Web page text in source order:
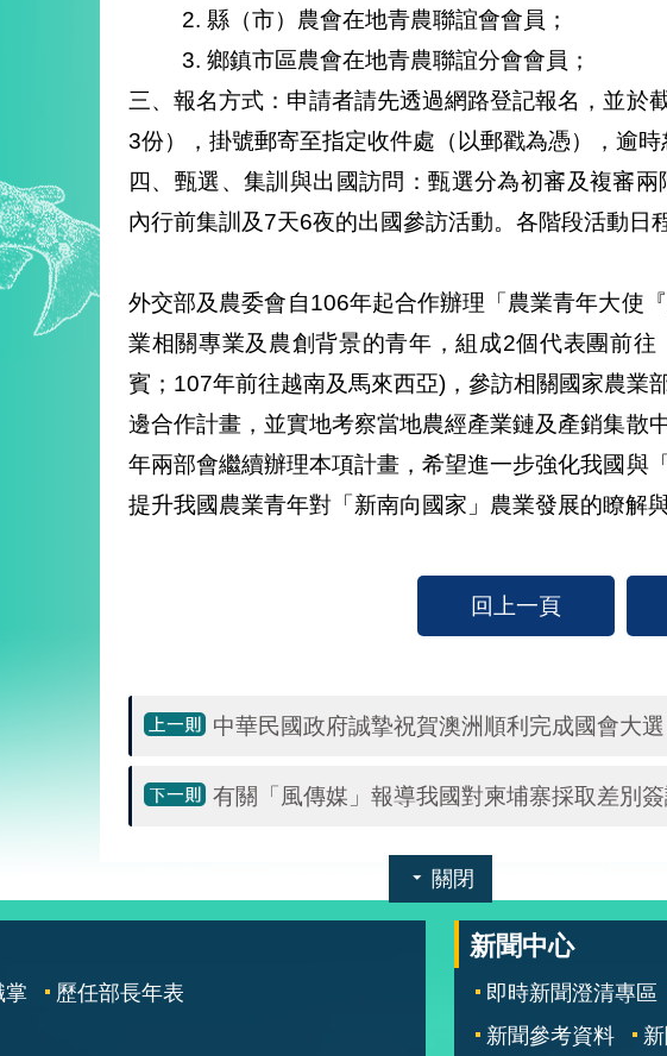
2. 縣（市）農會在地青農聯誼會會員；
3. 鄉鎮市區農會在地青農聯誼分會會員；
三、報名方式：申請者請先透過網路登記報名，並於
3份），掛號郵寄至指定收件處（以郵戳為憑），逾時
四、甄選、集訓與出國訪問：甄選分為初審及複審
內行前集訓及7天6夜的出國參訪活動。各階段活動日
外交部及農委會自106年起合作辦理「農業青年大使
業相關專業及農創背景的青年，組成2個代表團前
賓；107年前往越南及馬來西亞)，參訪相關國家農業
邊合作計畫，並實地考察當地農經產業鏈及產銷集散
年兩部會繼續辦理本項計畫，希望進一步強化我國與
提升我國農業青年對「新南向國家」農業發展的瞭解
回上一頁
中華民國政府誠摯祝賀澳洲順利完成國會大選
有關「風傳媒」報導我國對柬埔寨採取差別
關閉
掌 歷任部長年表
新聞中心
即時新聞澄清專區
新聞參考資料